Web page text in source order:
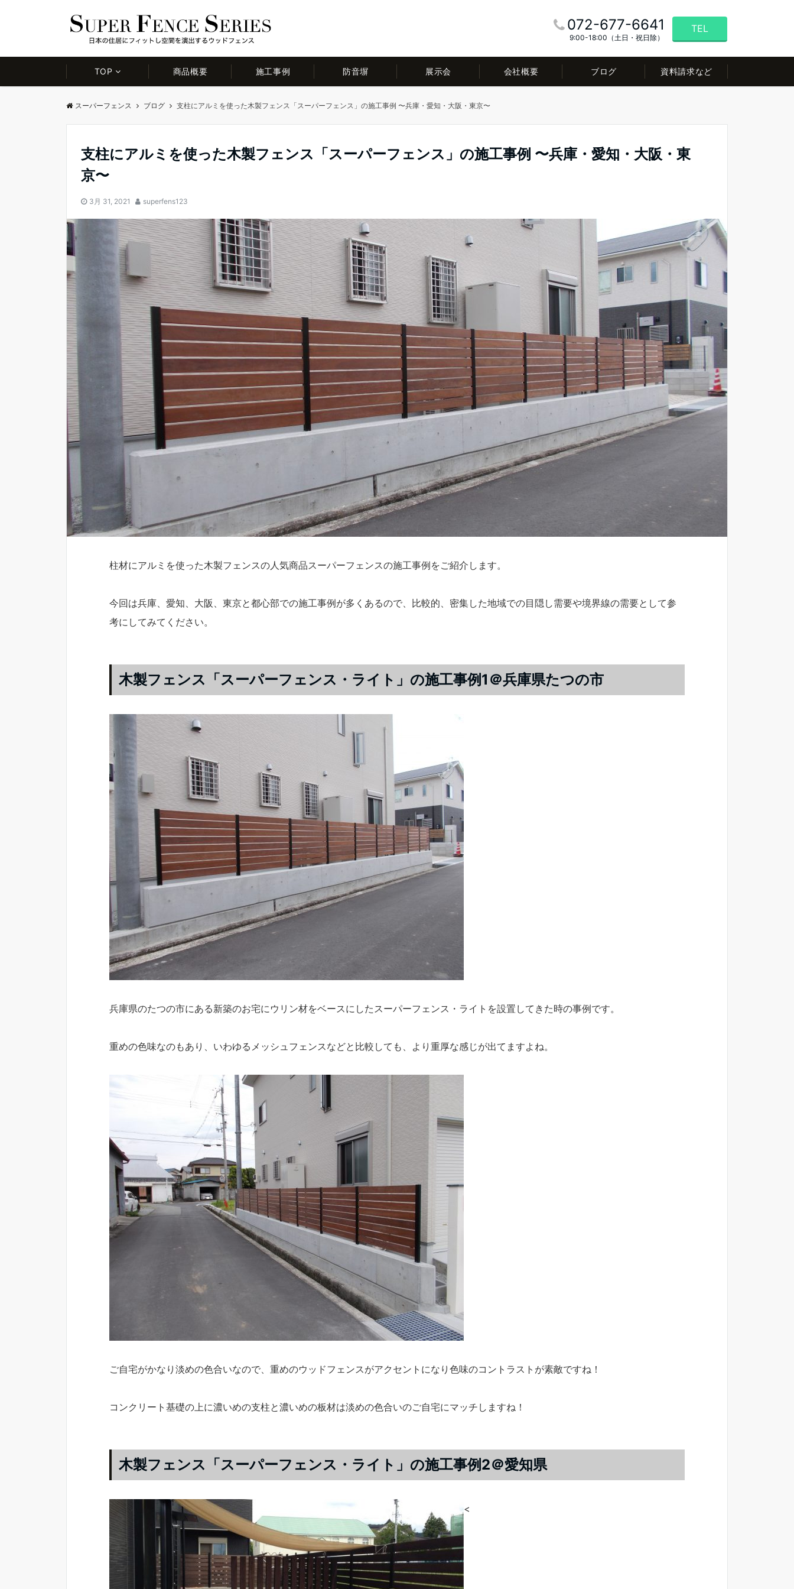
072-677-6641
9:00-18:00（土日・祝日除）
TEL
TOP 商品概要 施工事例 防音塀 展示会 会社概要 ブログ 資料請求など
スーパーフェンス ブログ 支柱にアルミを使った木製フェンス「スーパーフェンス」の施工事例 〜兵庫・愛知・大阪・東京〜
支柱にアルミを使った木製フェンス「スーパーフェンス」の施工事例 〜兵庫・愛知・大阪・東
京〜
3月 31, 2021 superfens123
柱材にアルミを使った木製フェンスの人気商品スーパーフェンスの施工事例をご紹介します。
今回は兵庫、愛知、大阪、東京と都心部での施工事例が多くあるので、比較的、密集した地域での目隠し需要や境界線の需要として参
考にしてみてください。
木製フェンス「スーパーフェンス・ライト」の施工事例1＠兵庫県たつの市
兵庫県のたつの市にある新築のお宅にウリン材をベースにしたスーパーフェンス・ライトを設置してきた時の事例です。
重めの色味なのもあり、いわゆるメッシュフェンスなどと比較しても、より重厚な感じが出てますよね。
ご自宅がかなり淡めの色合いなので、重めのウッドフェンスがアクセントになり色味のコントラストが素敵ですね！
コンクリート基礎の上に濃いめの支柱と濃いめの板材は淡めの色合いのご自宅にマッチしますね！
木製フェンス「スーパーフェンス・ライト」の施工事例2＠愛知県
<